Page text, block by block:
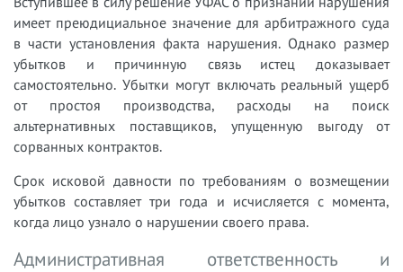
имеет преюдициальное значение для арбитражного суда
в части установления факта нарушения. Однако размер
убытков и причинную связь истец доказывает
самостоятельно. Убытки могут включать реальный ущерб
от простоя производства, расходы на поиск
альтернативных поставщиков, упущенную выгоду от
сорванных контрактов.
Срок исковой давности по требованиям о возмещении
убытков составляет три года и исчисляется с момента,
когда лицо узнало о нарушении своего права.
Административная ответственность и